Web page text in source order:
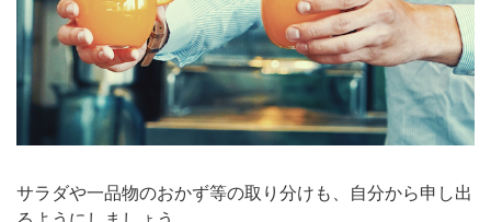
サラダや一品物のおかず等の取り分けも、自分から申し出